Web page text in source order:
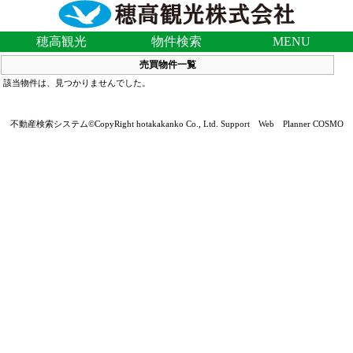
穂高観光 物件検索 MENU
売買物件一覧
該当物件は、見つかりませんでした。
不動産検索システム©CopyRight hotakakanko Co., Ltd. Support Web Planner COSMO